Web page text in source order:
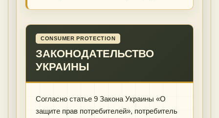
CONSUMER PROTECTION
ЗАКОНОДАТЕЛЬСТВО
УКРАИНЫ
Согласно статье 9 Закона Украины «О
защите прав потребителей», потребитель